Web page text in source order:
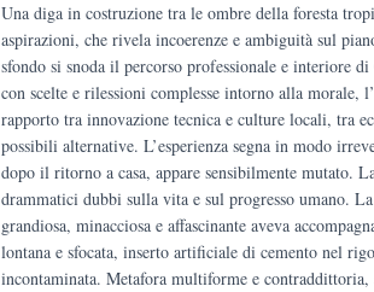
era:
€24.00.
è:
€22.80.
Una diga in costruzione tra le ombre della foresta
aspirazioni, che rivela incoerenze e ambiguità sul
sfondo si snoda il percorso professionale e interiore
con scelte e rilessioni complesse intorno alla morale,
rapporto tra innovazione tecnica e culture locali, tra
possibili alternative. L’esperienza segna in modo
dopo il ritorno a casa, appare sensibilmente mutato.
drammatici dubbi sulla vita e sul progresso umano.
grandiosa, minacciosa e affascinante aveva
lontana e sfocata, inserto artificiale di cemento nel
incontaminata. Metafora multiforme e